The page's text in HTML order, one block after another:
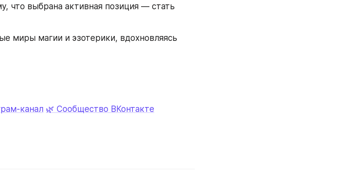
что выбрана активная позиция — стать
миры магии и эзотерики, вдохновляясь
🌿 Сообщество ВКонтакте